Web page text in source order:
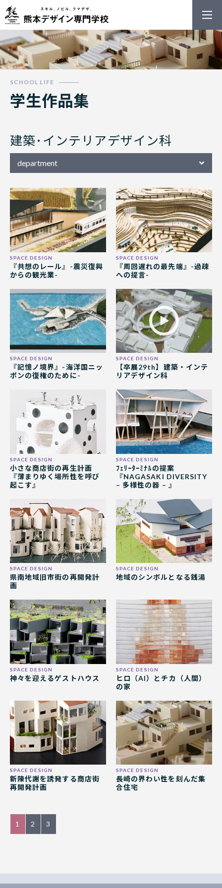
熊本デザイン
学生作品集
建築･インテリアデザイン科
『共想のレール』-震災復興
からの観光業-
『周回遅れの最先端』-過疎
への提言-
『記憶ノ境界』-海洋国ニッ
ポンの復権のために-
【卒展29th】建築・インテ
リアデザイン科
小さな商店街の再生計画
『薄まりゆく場所性を呼び
起こす』
ﾌｪﾘｰﾀｰﾐﾅﾙの提案
『NAGASAKI DIVERSITY
– 多様性の器 – 』
県南地域旧市街の再開発計
画
地域のシンボルとなる銭湯
神々を迎えるゲストハウス
ヒロ（AI）とチカ（人間）
の家
新陳代謝を誘発する商店街
再開発計画
長崎の界わい性を刻んだ集
合住宅
1 2 3